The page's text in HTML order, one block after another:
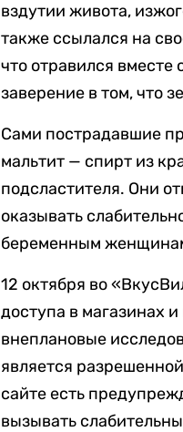
вздутии живота,
также ссылался на
что отравился вместе
заверение в том, что
Сами пострадавшие
мальтит — спирт из
подсластителя. Они
оказывать
беременным
12 октября во
доступа в магазинах
внеплановые
является
сайте есть
вызывать